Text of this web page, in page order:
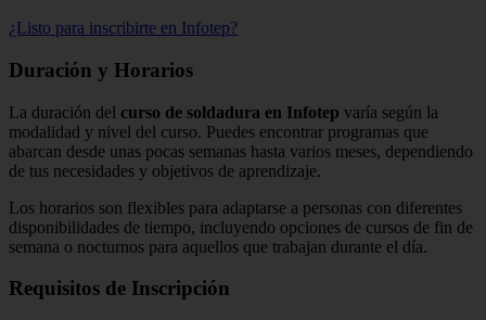
¿Listo para inscribirte en Infotep?
Duración y Horarios
La duración del curso de soldadura en Infotep varía según la
modalidad y nivel del curso. Puedes encontrar programas que
abarcan desde unas pocas semanas hasta varios meses, dependiendo
de tus necesidades y objetivos de aprendizaje.
Los horarios son flexibles para adaptarse a personas con diferentes
disponibilidades de tiempo, incluyendo opciones de cursos de fin de
semana o nocturnos para aquellos que trabajan durante el día.
Requisitos de Inscripción